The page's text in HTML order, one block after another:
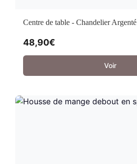
Centre de table - Chandelier Argenté
48,90€
Voir